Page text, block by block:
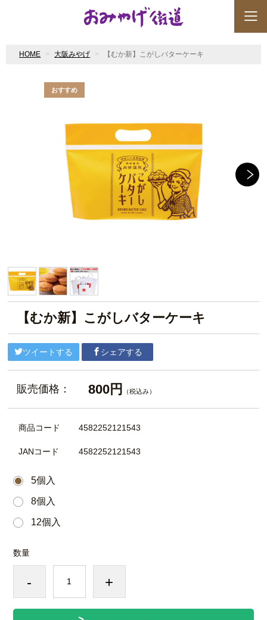
HOME 大阪みやげ 【むか新】こがしバターケーキ
【むか新】こがしバターケーキ
ツイートする シェアする
販売価格： 800円 （税込み）
商品コード 4582252121543
JANコード 4582252121543
5個入
8個入
12個入
数量
- +